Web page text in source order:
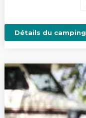
Détails du camping